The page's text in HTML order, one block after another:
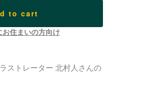
to cart
お住まいの方向け
ストレーター 北村人さんの